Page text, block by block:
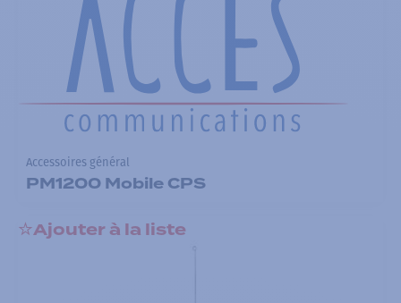
Accessoires général
PM1200 Mobile CPS
Ajouter à la liste